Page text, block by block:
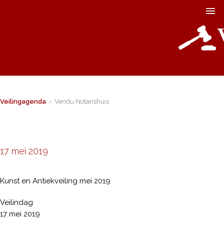
Veilingagenda › Vendu Notarishuis
17 mei 2019
Kunst en Antiekveiling mei 2019
Veilindag
17 mei 2019